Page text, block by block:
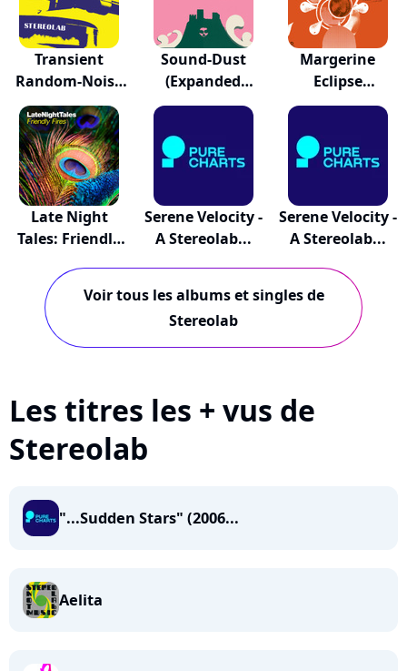
Transient
Random-Noise
Bursts...
Sound-Dust
(Expanded
Edition)
Margerine
Eclipse
(Expanded E...
Late Night
Tales: Friendly
Serene Velocity -
A Stereolab...
Serene Velocity -
A Stereolab...
Voir tous les albums et singles de
Stereolab
Les titres les + vus de
Stereolab
"...Sudden Stars" (2006...
Aelita